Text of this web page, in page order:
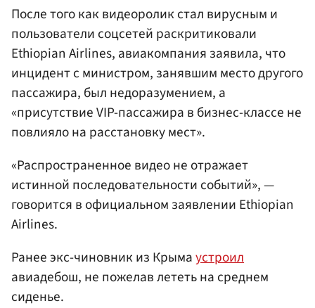
После того как видеоролик стал вирусным и
пользователи соцсетей раскритиковали
Ethiopian Airlines, авиакомпания заявила, что
инцидент с министром, занявшим место другого
пассажира, был недоразумением, а
«присутствие VIP-пассажира в бизнес-классе не
повлияло на расстановку мест».
«Распространенное видео не отражает
истинной последовательности событий», —
говорится в официальном заявлении Ethiopian
Airlines.
Ранее экс-чиновник из Крымаустроил
авиадебош, не пожелав лететь на среднем
сиденье.